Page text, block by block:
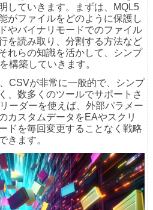
していきます。まずは、MQL5
がファイルをどのように保護し
やバイナリモードでのファイル
を読み取り、分割する方法など
れらの知識を活かして、シンプ
構築していきます。
CSVが非常に一般的で、シンプ
、数多くのツールでサポートさ
ーダーを使えば、外部パラメー
カスタムデータをEAやスクリ
ドを毎回変更することなく戦略
きます。